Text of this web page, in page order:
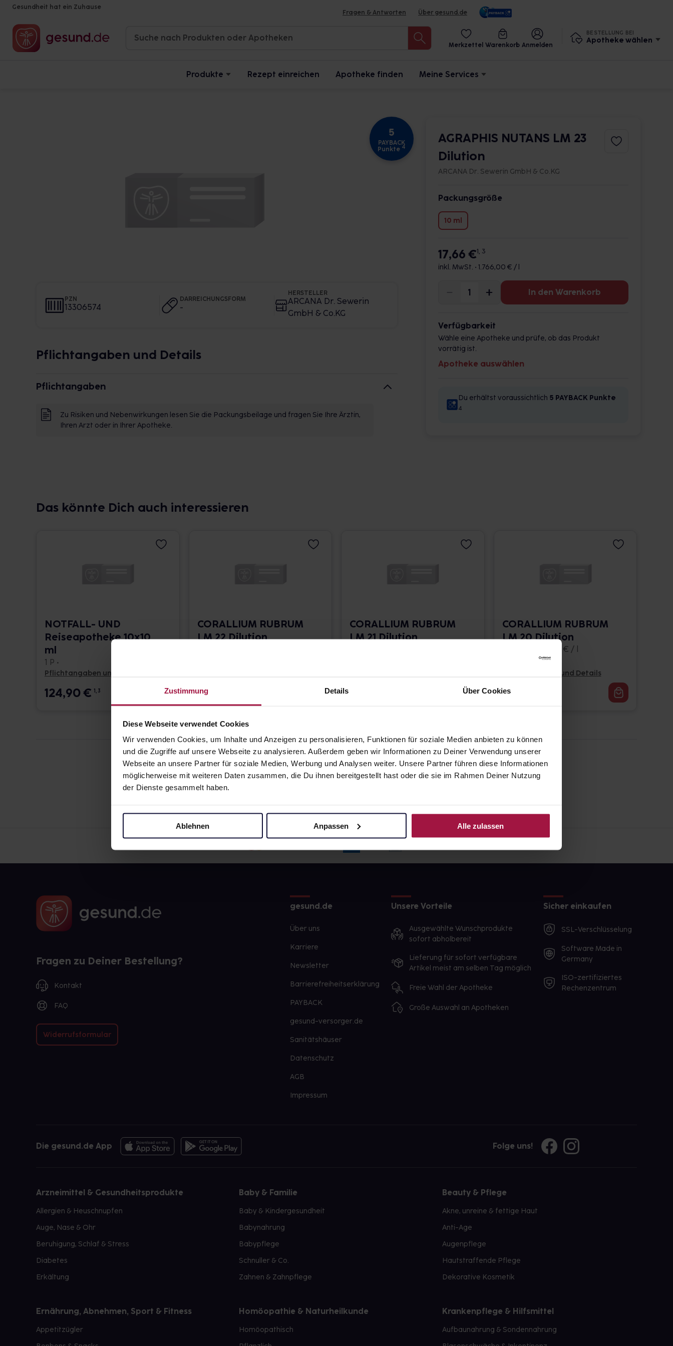
Zustimmung Details Über Cookies
Diese Webseite verwendet Cookies
Wir verwenden Cookies, um Inhalte und Anzeigen zu personalisieren, Funktionen für soziale Medien anbieten zu können
und die Zugriffe auf unsere Webseite zu analysieren. Außerdem geben wir Informationen zu Deiner Verwendung unserer
Webseite an unsere Partner für soziale Medien, Werbung und Analysen weiter. Unsere Partner führen diese Informationen
möglicherweise mit weiteren Daten zusammen, die Du ihnen bereitgestellt hast oder die sie im Rahmen Deiner Nutzung
der Dienste gesammelt haben.
Ablehnen Anpassen Alle zulassen
Gesundheit hat ein Zuhause
Fragen & Antworten Über gesund.de
Merkzettel Warenkorb Anmelden
BESTELLUNG BEI
Apotheke wählen
Produkte Rezept einreichen Apotheke finden Meine Services
5
PAYBACK
Punkte 4
PZN
13306574
DARREICHUNGSFORM
-
HERSTELLER
ARCANA Dr. Sewerin
GmbH & Co.KG
Pflichtangaben und Details
Pflichtangaben
Zu Risiken und Nebenwirkungen lesen Sie die Packungsbeilage und fragen Sie Ihre Ärztin,
Ihren Arzt oder in Ihrer Apotheke.
AGRAPHIS NUTANS LM 23
Dilution
ARCANA Dr. Sewerin GmbH & Co.KG
Packungsgröße
10 ml
17,66 €1, 3
inkl. MwSt. • 1.766,00 € / l
In den Warenkorb
Verfügbarkeit
Wähle eine Apotheke und prüfe, ob das Produkt
vorrätig ist.
Apotheke auswählen
Du erhältst voraussichtlich 5 PAYBACK Punkte
4
Das könnte Dich auch interessieren
NOTFALL- UND
Reiseapotheke 10x10
ml
1 P •
Pflichtangaben und Details
124,90€ 1, 3
CORALLIUM RUBRUM
LM 22 Dilution
17,66
CORALLIUM RUBRUM
LM 21 Dilution
CORALLIUM RUBRUM
LM 20 Dilution
10 ml • 1.662,00 € / l
Pflichtangaben und Details
16,62
Fragen zu Deiner Bestellung?
Kontakt
FAQ
Widerrufsformular
gesund.de
Über uns
Karriere
Newsletter
Barrierefreiheitserklärung
PAYBACK
gesund-versorger.de
Sanitätshäuser
Datenschutz
AGB
Impressum
Unsere Vorteile
Ausgewählte Wunschprodukte
sofort abholbereit
Lieferung für sofort verfügbare
Artikel meist am selben Tag möglich
Freie Wahl der Apotheke
Große Auswahl an Apotheken
Sicher einkaufen
SSL-Verschlüsselung
Software Made in
Germany
ISO-zertifiziertes
Rechenzentrum
Die gesund.de App Folge uns!
Arzneimittel & Gesundheitsprodukte
Allergien & Heuschnupfen
Auge, Nase & Ohr
Beruhigung, Schlaf & Stress
Diabetes
Erkältung
Baby & Familie
Baby & Kindergesundheit
Babynahrung
Babypflege
Schnuller & Co.
Zahnen & Zahnpflege
Beauty & Pflege
Akne, unreine & fettige Haut
Anti-Age
Augenpflege
Hautstraffende Pflege
Dekorative Kosmetik
Ernährung, Abnehmen, Sport & Fitness
Appetitzügler
Homöopathie & Naturheilkunde
Homöopathisch
Krankenpflege & Hilfsmittel
Aufbaunahrung & Sondennahrung